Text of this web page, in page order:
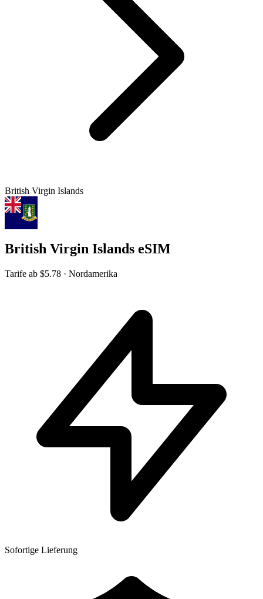
British Virgin Islands
British Virgin Islands eSIM
Tarife ab $5.78 · Nordamerika
Sofortige Lieferung